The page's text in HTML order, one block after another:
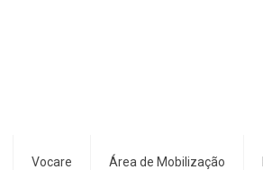
Vocare Área de Mobilização